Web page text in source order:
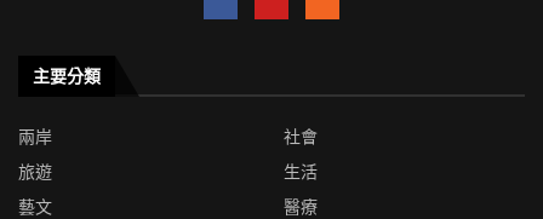
主要分類
兩岸
社會
旅遊
生活
藝文
醫療